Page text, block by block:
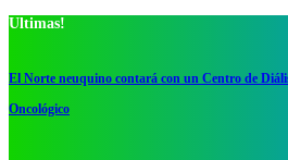
Ultimas!
El Norte neuquino contará con un Centro de
Oncológico